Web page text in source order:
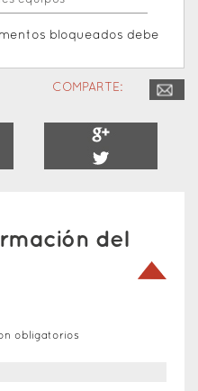
bloqueados debe
COMPARTE:
del
obligatorios